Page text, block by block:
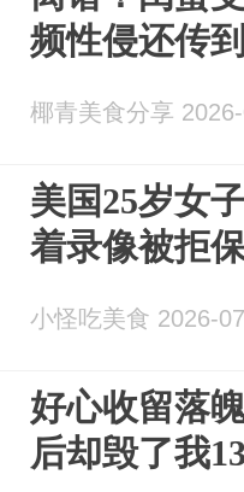
频性侵还传
椰青美食分享
美国25岁女
着录像被拒
小怪吃美食 2026-
好心收留落
后却毁了我